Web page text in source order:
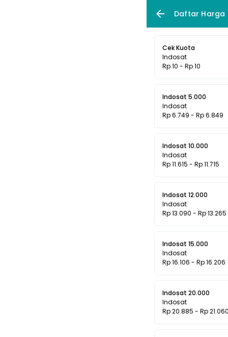
Daftar Harga
Cek Kuota
Indosat
Rp 10 - Rp 10
Indosat 5.000
Indosat
Rp 6.749 - Rp 6.849
Indosat 10.000
Indosat
Rp 11.615 - Rp 11.715
Indosat 12.000
Indosat
Rp 13.090 - Rp 13.265
Indosat 15.000
Indosat
Rp 16.106 - Rp 16.206
Indosat 20.000
Indosat
Rp 20.885 - Rp 21.060